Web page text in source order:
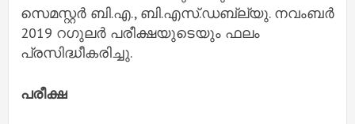
സെമസ്റ്റര്‍ ബി.എ., ബി.എസ്.ഡബ്ല്യു. നവംബര്‍
2019 റഗുലര്‍ പരീക്ഷയുടെയും ഫലം
പ്രസിദ്ധീകരിച്ചു.
പരീക്ഷ